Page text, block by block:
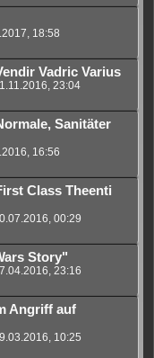
18:58
Vadric Varius
23:04
Sanitäter
16:56
Class Theenti
00:29
Story"
23:16
Angriff auf
10:25